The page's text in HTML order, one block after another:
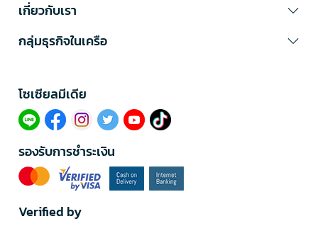
เกี่ยวกับเรา
กลุ่มธุรกิจในเครือ
โซเซียลมีเดีย​
รองรับการชำระเงิน
Verified by